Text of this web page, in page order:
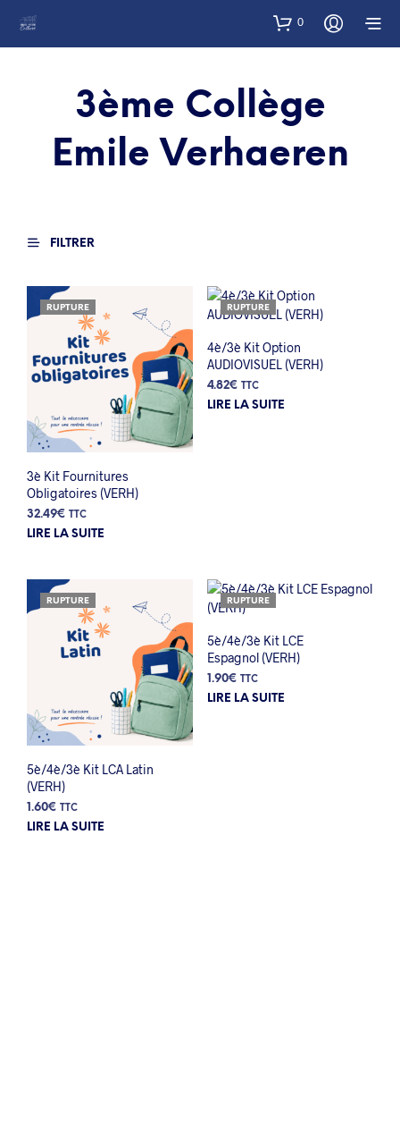
0
3ème Collège
Emile Verhaeren
FILTRER
RUPTURE
3è Kit Fournitures
Obligatoires (VERH)
32.49€ TTC
LIRE LA SUITE
RUPTURE
4è/3è Kit Option
AUDIOVISUEL (VERH)
4.82€ TTC
LIRE LA SUITE
RUPTURE
5è/4è/3è Kit LCA Latin
(VERH)
1.60€ TTC
LIRE LA SUITE
RUPTURE
5è/4è/3è Kit LCE
Espagnol (VERH)
1.90€ TTC
LIRE LA SUITE